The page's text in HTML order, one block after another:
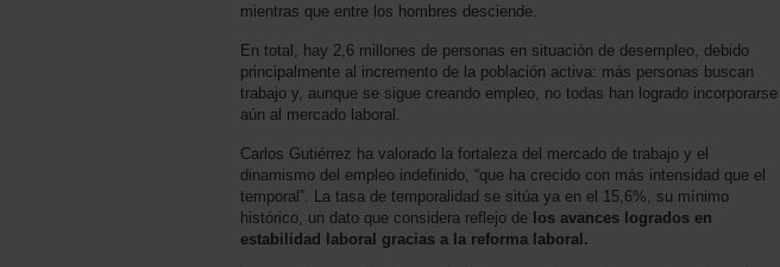
mientras que entre los hombres desciende.
En total, hay 2,6 millones de personas en situación de desempleo, debido
principalmente al incremento de la población activa: más personas buscan
trabajo y, aunque se sigue creando empleo, no todas han logrado incorporarse
aún al mercado laboral.
Carlos Gutiérrez ha valorado la fortaleza del mercado de trabajo y el
dinamismo del empleo indefinido, “que ha crecido con más intensidad que el
temporal”. La tasa de temporalidad se sitúa ya en el 15,6%, su mínimo
histórico, un dato que considera reflejo de los avances logrados en
estabilidad laboral gracias a la reforma laboral.